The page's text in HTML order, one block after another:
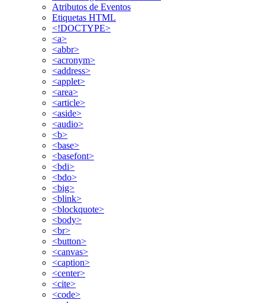
Atributos de Eventos
Etiquetas HTML
<!DOCTYPE>
<a>
<abbr>
<acronym>
<address>
<applet>
<area>
<article>
<aside>
<audio>
<b>
<base>
<basefont>
<bdi>
<bdo>
<big>
<blink>
<blockquote>
<body>
<br>
<button>
<canvas>
<caption>
<center>
<cite>
<code>